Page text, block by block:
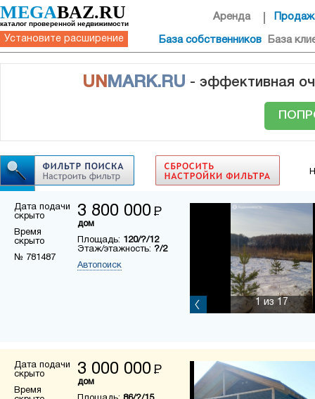
MEGABAZ.RU
каталог проверенной недвижимости
Установите расширение
Аренда
База собственников База
UN MARK.RU - эффективная
Дата подачи
скрыто
Время
скрыто
№ 781487
3 800 000 Р
дом
Площадь: 120/?/12
Этаж/этажность: ?/2
Автопоиск
1 из 17
Дата подачи
скрыто
Время
3 000 000 Р
дом